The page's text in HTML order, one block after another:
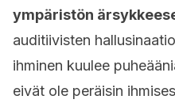
ympäristön
auditiivisten
ihminen kuulee
eivät ole peräisin